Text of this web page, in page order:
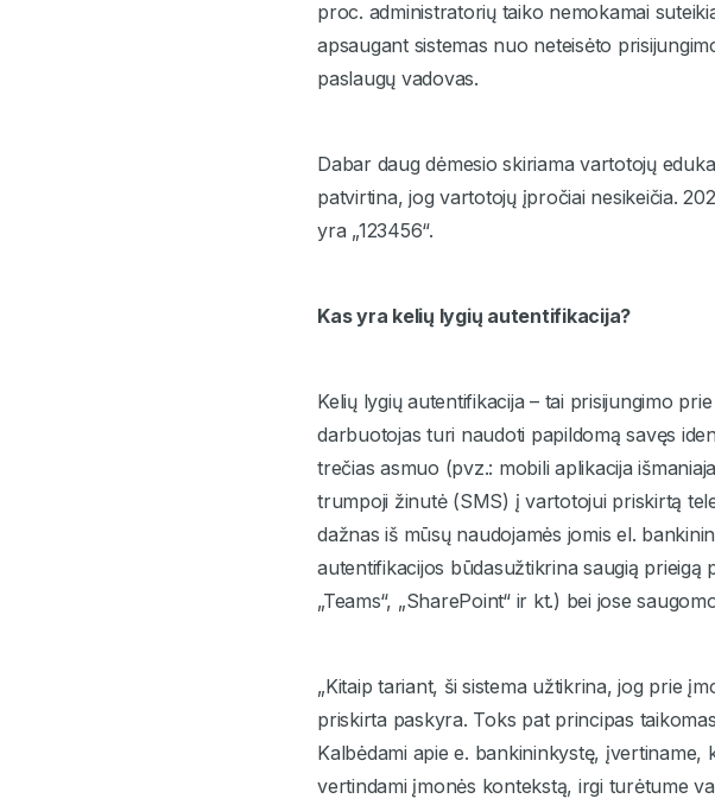
proc. administratorių taiko nemokamai
apsaugant sistemas nuo neteisėto
paslaugų vadovas.
Dabar daug dėmesio skiriama vartotojų
patvirtina, jog vartotojų įpročiai nesikeičia.
yra „123456“.
Kas yra kelių lygių autentifikacija?
Kelių lygių autentifikacija – tai prisijungimo
darbuotojas turi naudoti papildomą savęs
trečias asmuo (pvz.: mobili aplikacija
trumpoji žinutė (SMS) į vartotojui priskirtą
dažnas iš mūsų naudojamės jomis el.
autentifikacijos būdasužtikrina saugią prieigą
„Teams“, „SharePoint“ ir kt.) bei jose
„Kitaip tariant, ši sistema užtikrina, jog prie
priskirta paskyra. Toks pat principas
Kalbėdami apie e. bankininkystę,
vertindami įmonės kontekstą, irgi turėtume